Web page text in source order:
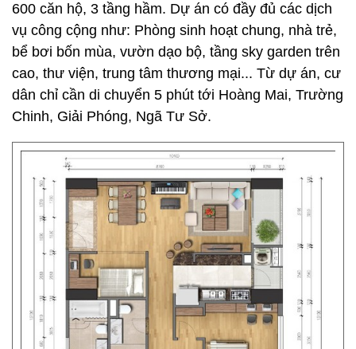
600 căn hộ, 3 tầng hầm. Dự án có đầy đủ các dịch
vụ công cộng như: Phòng sinh hoạt chung, nhà trẻ,
bể bơi bốn mùa, vườn dạo bộ, tầng sky garden trên
cao, thư viện, trung tâm thương mại... Từ dự án, cư
dân chỉ cần di chuyển 5 phút tới Hoàng Mai, Trường
Chinh, Giải Phóng, Ngã Tư Sở.